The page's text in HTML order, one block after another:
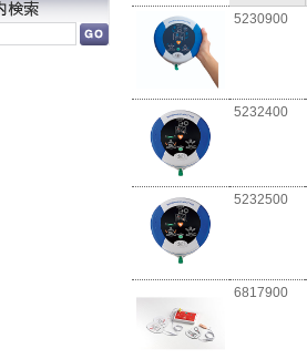
5230900
5232400
5232500
6817900